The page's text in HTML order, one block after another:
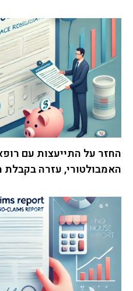
החזר על התייעצות עם
האמבולטורי, עזרה בקבלת